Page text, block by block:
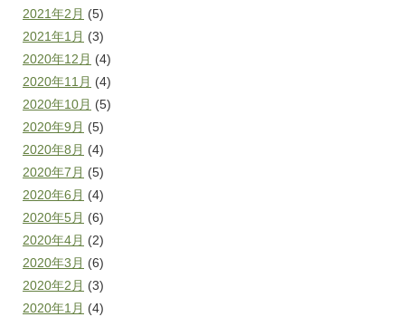
2021年2月 (5)
2021年1月 (3)
2020年12月 (4)
2020年11月 (4)
2020年10月 (5)
2020年9月 (5)
2020年8月 (4)
2020年7月 (5)
2020年6月 (4)
2020年5月 (6)
2020年4月 (2)
2020年3月 (6)
2020年2月 (3)
2020年1月 (4)